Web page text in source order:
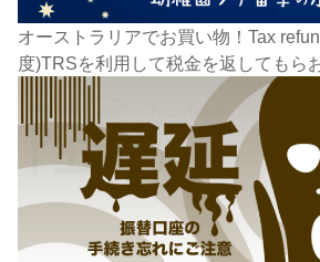
オーストラリアでお買い物！Tax
度)TRSを利用して税金を返してもら